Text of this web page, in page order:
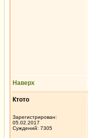
Наверх
Ктото
Зарегистрирован:
05.02.2017
Суждений: 7305